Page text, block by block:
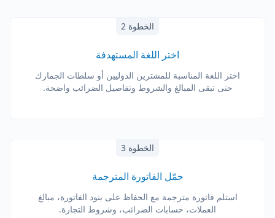
الخطوة 2
اختر اللغة المستهدفة
اختر اللغة المناسبة للمشترين الدوليين أو سلطات الجمارك
حتى تبقى المبالغ والشروط وتفاصيل الضرائب واضحة.
الخطوة 3
حمّل الفاتورة المترجمة
استلم فاتورة مترجمة مع الحفاظ على بنود الفاتورة، مبالغ
العملات، حسابات الضرائب، وشروط التجارة.